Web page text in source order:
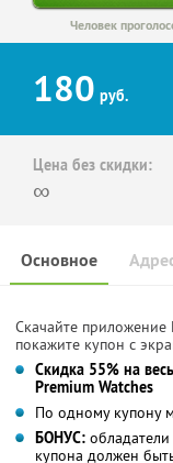
Человек
180 руб.
Цена без скидки:
∞
Основное
Скачайте
покажите купон с
Скидка 55% на
Premium Watches
По одному купону
БОНУС:
купона должен